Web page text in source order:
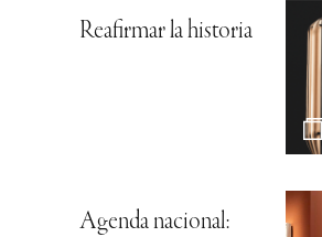
Reafirmar la historia
Agenda nacional: